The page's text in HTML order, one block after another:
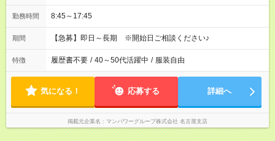
勤務時間 8:45～17:45
期間 【急募】即日～長期 ※開始日ご相談ください♪
特徴 履歴書不要 / 40～50代活躍中 / 服装自由
気になる！ 応募する 詳細へ
掲載元企業名 マンパワーグループ株式会社 名古屋支店